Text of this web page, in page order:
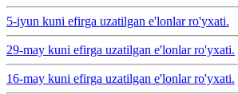
5-iyun kuni efirga uzatilgan e'lonlar ro'yxati.
29-may kuni efirga uzatilgan e'lonlar ro'yxati.
16-may kuni efirga uzatilgan e'lonlar ro'yxati.